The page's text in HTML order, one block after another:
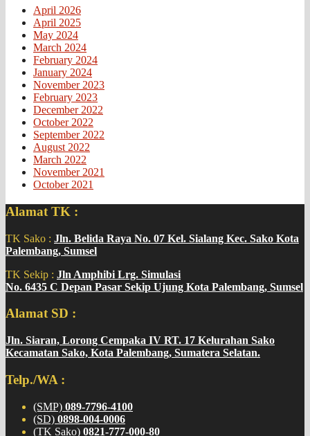
April 2026
April 2025
May 2024
March 2024
February 2024
January 2024
November 2023
February 2023
December 2022
October 2022
September 2022
August 2022
March 2022
November 2021
October 2021
Alamat TK :
TK Sako : Jln. Belida Raya No. 07 Kel. Sialang Kec. Sako Kota
Palembang, Sumsel
TK Sekip : Jln Amphibi Lrg. Simulasi
No. 6435 C Depan Pasar Sekip Ujung Kota Palembang, Sumsel
Alamat SD :
Jln. Siaran, Lorong Cempaka IV RT. 17 Kelurahan Sako
Kecamatan Sako, Kota Palembang, Sumatera Selatan.
Telp./WA :
(SMP) 089-7796-4100
(SD) 0898-004-0006
(TK Sako) 0821-777-000-80